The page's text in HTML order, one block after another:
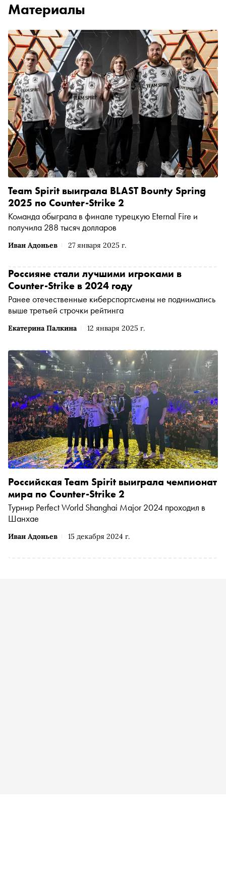
Материалы
Иван Адоньев 27 января 2025 г.
Team Spirit выиграла BLAST Bounty Spring
2025 по Counter-Strike 2
Команда обыграла в финале турецкую Eternal Fire и
получила 288 тысяч долларов
Екатерина Палкина 12 января 2025 г.
Россияне стали лучшими игроками в
Counter-Strike в 2024 году
Ранее отечественные киберспортсмены не поднимались
выше третьей строчки рейтинга
Иван Адоньев 15 декабря 2024 г.
Российская Team Spirit выиграла чемпионат
мира по Counter-Strike 2
Турнир Perfect World Shanghai Major 2024 проходил в
Шанхае